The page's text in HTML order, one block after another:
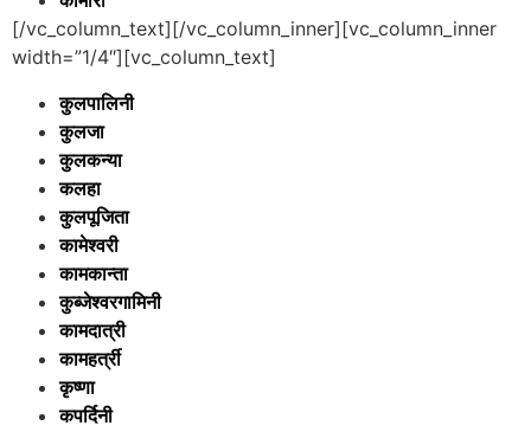
[/vc_column_text][/vc_column_inner][vc_column_inner
width=”1/4″][vc_column_text]
कुलपालिनी
कुलजा
कुलकन्या
कलहा
कुलपूजिता
कामेश्वरी
कामकान्ता
कुब्जेश्वरगामिनी
कामदात्री
कामहर्त्री
कृष्णा
कपर्दिनी